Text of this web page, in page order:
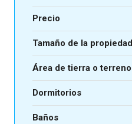
Precio
Tamaño de la propiedad
Área de tierra o terreno
Dormitorios
Baños